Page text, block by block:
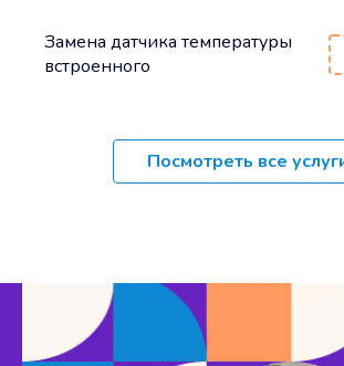
Замена датчика температуры
встроенного
Посмотреть все